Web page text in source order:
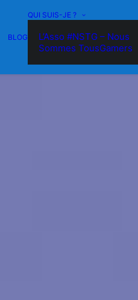
BLOG
QUI SUIS-JE ?
L’Asso #NSTG – Nous
Sommes TousGamers